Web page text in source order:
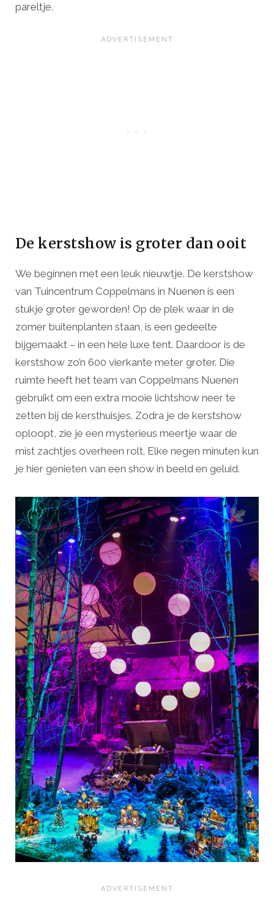
pareltje.
De kerstshow is groter dan ooit
We beginnen met een leuk nieuwtje. De kerstshow
van Tuincentrum Coppelmans in Nuenen is een
stukje groter geworden! Op de plek waar in de
zomer buitenplanten staan, is een gedeelte
bijgemaakt – in een hele luxe tent. Daardoor is de
kerstshow zo’n 600 vierkante meter groter. Die
ruimte heeft het team van Coppelmans Nuenen
gebruikt om een extra mooie lichtshow neer te
zetten bij de kersthuisjes. Zodra je de kerstshow
oploopt, zie je een mysterieus meertje waar de
mist zachtjes overheen rolt. Elke negen minuten kun
je hier genieten van een show in beeld en geluid.